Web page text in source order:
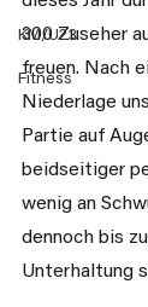
KM/U23
Fitness
300 Zuseher
freuen. Nach
Niederlage
Partie auf
beidseitiger
wenig an
dennoch bis
Unterhaltung